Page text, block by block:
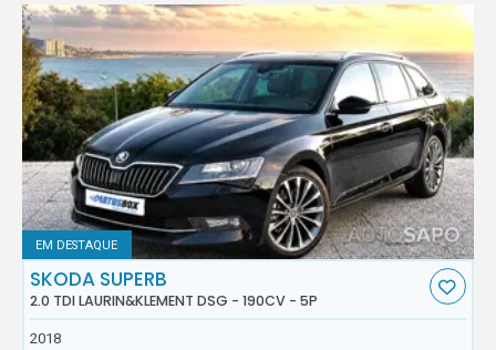
EM DESTAQUE
SKODA SUPERB
2.0 TDI LAURIN&KLEMENT DSG - 190CV - 5P
2018